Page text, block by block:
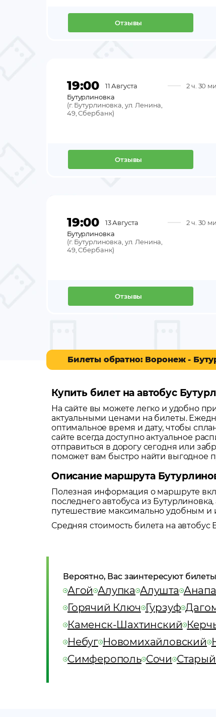
Отзывы
19:00
11 Августа
Бутурлиновка
(г. Бутурлиновка, ул. Ленина,
49, Сбербанк)
2 ч. 30
Отзывы
19:00
13 Августа
Бутурлиновка
(г. Бутурлиновка, ул. Ленина,
49, Сбербанк)
2 ч. 30
Отзывы
Билеты обратно: Воронеж -
Купить билет на автобус
На сайте вы можете легко и удобно
актуальными ценами на билеты.
оптимальное время и дату, чтобы
сайте всегда доступно актуальное
отправиться в дорогу сегодня или
поможет вам быстро найти выгодное
Описание маршрута
Полезная информация о маршруте
последнего автобуса из Бутурлиновка
путешествие максимально удобным
Средняя стоимость билета на автобус
Вероятно, Вас заинтересуют
Агой Алупка Алушта Анапа
Горячий Ключ Гурзуф
Каменск-Шахтинский
Небуг Новомихайловский
Симферополь Сочи